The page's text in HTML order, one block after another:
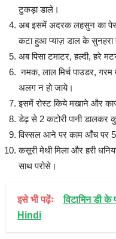
टुकड़ा डाले।
अब इसमें अदरक लहसुन का
कटा हुआ प्याज़ डाल के
अब पिसा टमाटर, हल्दी, हरे
नमक, लाल मिर्च पाउडर,
अलग न हो जाये।
इसमें रोस्ट किये मखाने और
डेढ़ से 2 कटोरी पानी डालकर
विस्सल आने पर काम आँच पर
कसूरी मेथी मिला और हरी
साथ परोसे।
इसे भी पढ़ेंः
विटामिन डी
Hindi